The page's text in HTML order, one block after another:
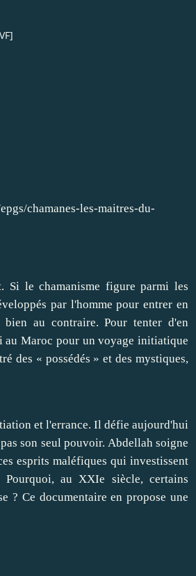
Si le chamanisme figure parmi les
par l'homme pour entrer en
au contraire. Pour tenter d'en
au Maroc pour un voyage initiatique
des « possédés » et des mystiques,
et l'errance. Il défie aujourd'hui
son seul pouvoir. Abdellah soigne
esprits maléfiques qui investissent
au XXIe siècle, certains
? Ce documentaire en propose une